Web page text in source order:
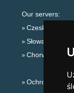
Our servers:
Czeskie Góry
Słowackie góry
Chorwacja
Ochrona